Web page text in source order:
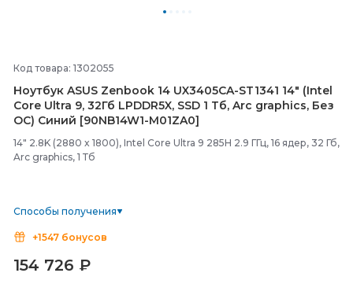
Код товара: 1302055
Ноутбук ASUS Zenbook 14 UX3405CA-ST1341 14" (Intel
Core Ultra 9, 32Гб LPDDR5X, SSD 1 Тб, Arc graphics, Без
ОС) Синий [90NB14W1-M01ZA0]
14" 2.8K (2880 x 1800), Intel Core Ultra 9 285H 2.9 ГГц, 16 ядер, 32 Гб,
Arc graphics, 1 Тб
Способы получения
+1547 бонусов
154 726 ₽